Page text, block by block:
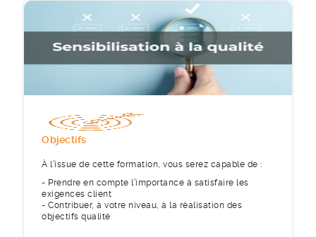
Objectifs
À l’issue de cette formation, vous serez capable de :
- Prendre en compte l’importance à satisfaire les
exigences client
- Contribuer, à votre niveau, à la réalisation des
objectifs qualité